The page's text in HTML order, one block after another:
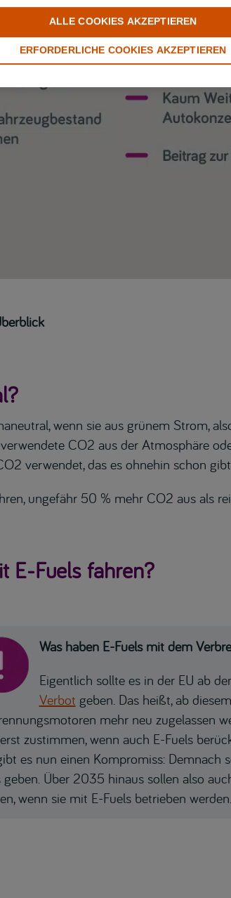
wenn sie aus grünem Strom,
CO2 aus der Atmosphäre
verwendet, das es ohnehin schon gibt.
ungefähr 50 % mehr CO2 aus als
E-Fuels fahren?
Was haben E-Fuels mit dem
Eigentlich sollte es in der EU ab
Verbot geben. Das heißt, ab
mehr neu zugelassen
zustimmen, wenn auch E-Fuels
es nun einen Kompromiss: Demnach
geben. Über 2035 hinaus sollen also
wenn sie mit E-Fuels betrieben werden.
ERFORDERLICHE COOKIES AKZEPTIEREN
ALLE COOKIES AKZEPTIEREN